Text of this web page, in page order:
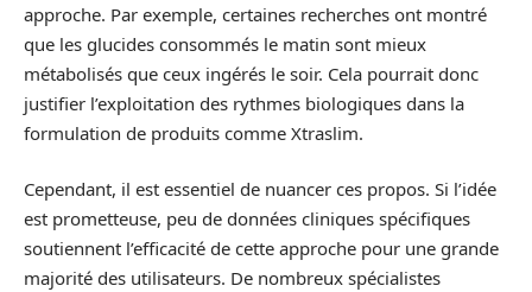
approche. Par exemple, certaines recherches ont montré
que les glucides consommés le matin sont mieux
métabolisés que ceux ingérés le soir. Cela pourrait donc
justifier l’exploitation des rythmes biologiques dans la
formulation de produits comme Xtraslim.
Cependant, il est essentiel de nuancer ces propos. Si l’idée
est prometteuse, peu de données cliniques spécifiques
soutiennent l’efficacité de cette approche pour une grande
majorité des utilisateurs. De nombreux spécialistes